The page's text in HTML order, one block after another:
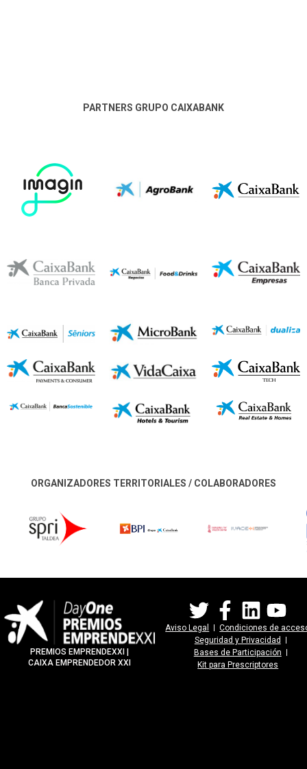
PARTNERS GRUPO CAIXABANK
ORGANIZADORES TERRITORIALES / COLABORADORES
PREMIOS EMPRENDEXXI |
CAIXA EMPRENDEDOR XXI
Aviso Legal
Condiciones de
Seguridad y Privacidad
Bases de Participación
Kit para Prescriptores